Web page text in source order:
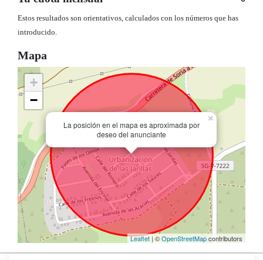
Estos resultados son orientativos, calculados con los números que has
introducido.
Mapa
La posición en el mapa es aproximada por
deseo del anunciante
×
+
−
Leaflet | ©OpenStreetMapcontributors